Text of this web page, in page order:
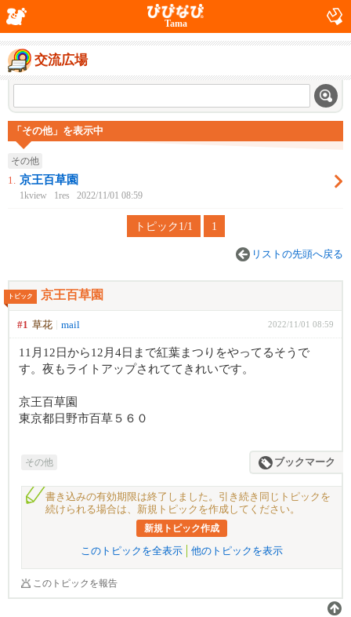
Tama
交流広場
「その他」を表示中
その他
1. 京王百草園
1kview 1res 2022/11/01 08:59
トピック1/1 1
リストの先頭へ戻る
トピック 京王百草園
#1 草花 mail 2022/11/01 08:59
11月12日から12月4日まで紅葉まつりをやってるそうで
す。夜もライトアップされててきれいです。
京王百草園
東京都日野市百草５６０
その他 ブックマーク
書き込みの有効期限は終了しました。引き続き同じトピックを
続けられる場合は、新規トピックを作成してください。
新規トピック作成
このトピックを全表示 他のトピックを表示
このトピックを報告